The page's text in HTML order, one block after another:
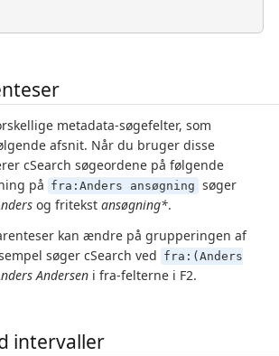
metadata-søgefelter, som
afsnit. Når du bruger disse
cSearch søgeordene på følgende
på fra:Anders ansøgning søger
og fritekst ansøgning*.
kan ændre på grupperingen af
søger cSearch ved fra:(Anders
Andersen i fra-felterne i F2.
intervaller